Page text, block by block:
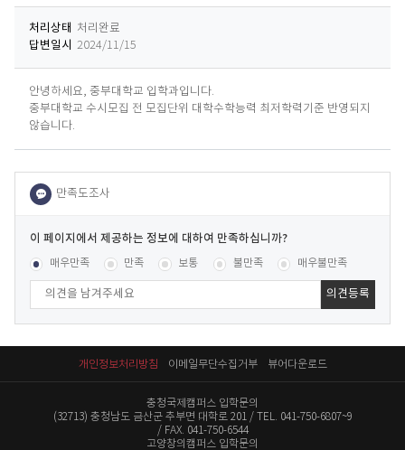
용
처리상태 처리완료
답변일시 2024/11/15
안녕하세요, 중부대학교 입학과입니다.
중부대학교 수시모집 전 모집단위 대학수학능력 최저학력기준 반영되지
않습니다.
이
페
이
에
서
콘텐츠 만족도 조사 [평균 .84 점 / 51 명 참여]
매우만족 만족 보통 불만족 매우불만족
개인정보처리방침 이메일무단수집거부 뷰어다운로드
충청국제캠퍼스 입학문의
(32713) 충청남도 금산군 추부면 대학로 201
TEL. 041-750-6807~9
FAX. 041-750-6544
고양창의캠퍼스 입학문의